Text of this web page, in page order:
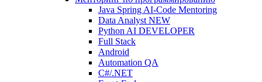
Java Spring AI-Code Mentoring
Data Analyst NEW
Python AI DEVELOPER
Full Stack
Android
Automation QA
C#/.NET